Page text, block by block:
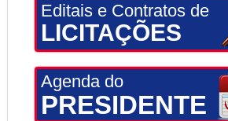
Editais e Contratos de
LICITAÇÕES
Agenda do
PRESIDENTE